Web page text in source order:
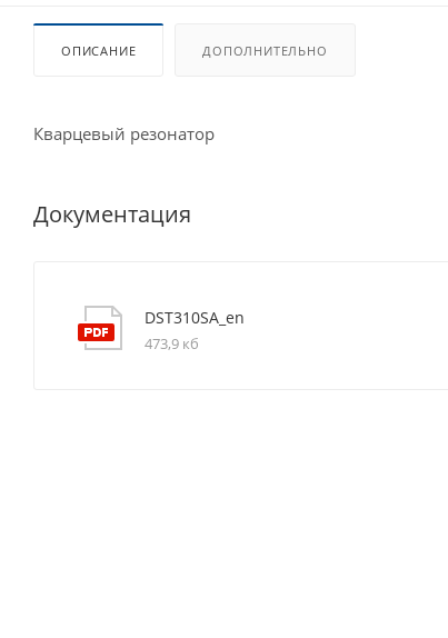
ОПИСАНИЕ ДОПОЛНИТЕЛЬНО
Кварцевый резонатор
Документация
DST310SA_en
473,9 кб